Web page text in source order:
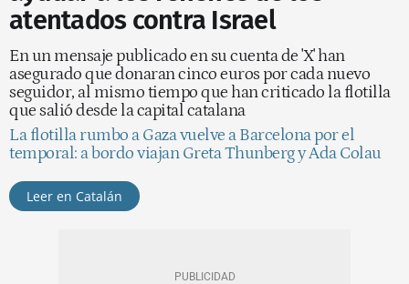
atentados contra Israel
En un mensaje publicado en su cuenta de 'X' han
asegurado que donaran cinco euros por cada nuevo
seguidor, al mismo tiempo que han criticado la flotilla
que salió desde la capital catalana
La flotilla rumbo a Gaza vuelve a Barcelona por el
temporal: a bordo viajan Greta Thunberg y Ada Colau
Leer en Catalán